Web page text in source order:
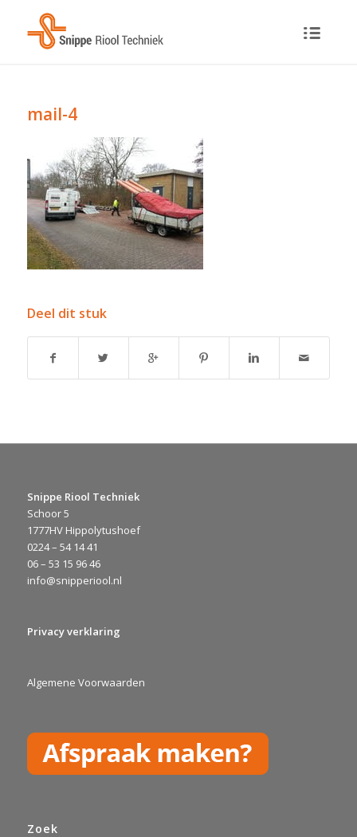
mail-4
Deel dit stuk
Snippe Riool Techniek
Schoor 5
1777HV Hippolytushoef
0224 – 54 14 41
06 – 53 15 96 46
info@snipperiool.nl
Privacy verklaring
Algemene Voorwaarden
Zoek